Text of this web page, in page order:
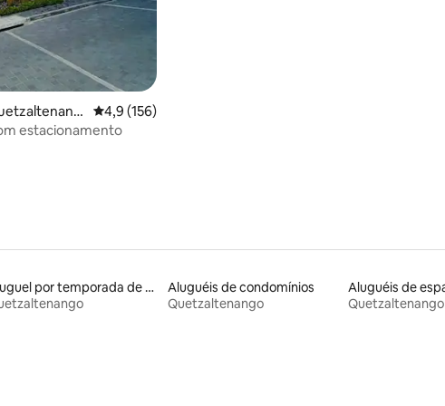
4,9 de uma avaliação média de 5, 156 avaliações
4,9 (156)
estacionamento
Aluguel por temporada de microcasas
Aluguéis de condomínios
Quetzaltenango
Quetzaltenango